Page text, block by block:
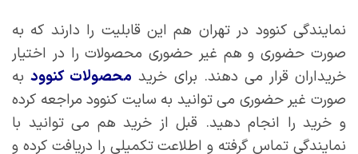
نمایندگی کنوود در تهران هم این قابلیت را دارند که به
صورت حضوری و هم غیر حضوری محصولات را در اختیار
خریداران قرار می دهند. برای خرید محصولات کنوودبه
صورت غیر حضوری می توانید به سایت کنوود مراجعه کرده
و خرید را انجام دهید. قبل از خرید هم می توانید با
نمایندگی تماس گرفته و اطلاعت تکمیلی را دریافت کرده و